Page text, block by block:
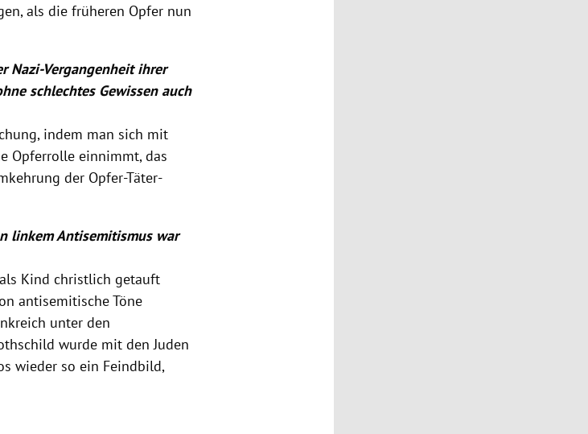
als die früheren Opfer nun
Vergangenheit ihrer
schlechtes Gewissen auch
indem man sich mit
Opferrolle einnimmt, das
der Opfer-Täter-
linkem Antisemitismus war
Kind christlich getauft
antisemitische Töne
unter den
wurde mit den Juden
wieder so ein Feindbild,